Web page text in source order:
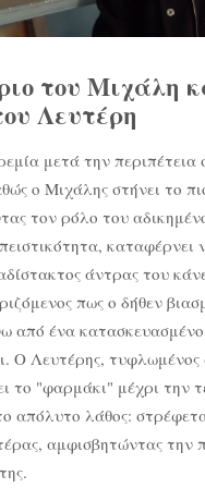
του Μιχάλη
Λευτέρη
μετά την περιπέτεια
ο Μιχάλης στήνει το
τον ρόλο του
καταφέρνει
άντρας του
πως ο δήθεν
από ένα
Ο Λευτέρης,
το "φαρμάκι" μέχρι την
απόλυτο λάθος:
αμφισβητώντας την